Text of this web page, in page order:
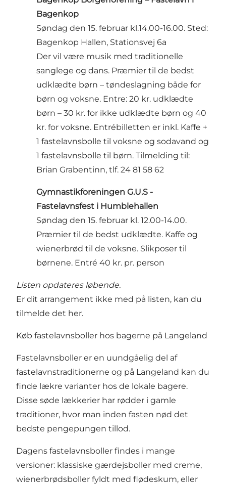
Bagenkop
Søndag den 15. februar kl.14.00-16.00. Sted:
Bagenkop Hallen, Stationsvej 6a
Der vil være musik med traditionelle
sanglege og dans. Præmier til de bedst
udklædte børn – tøndeslagning både for
børn og voksne. Entre: 20 kr. udklædte
børn – 30 kr. for ikke udklædte børn og 40
kr. for voksne. Entrébilletten er inkl. Kaffe +
1 fastelavnsbolle til voksne og sodavand og
1 fastelavnsbolle til børn. Tilmelding til:
Brian Grabentinn, tlf. 24 81 58 62
Gymnastikforeningen G.U.S -
Fastelavnsfest i Humblehallen
Søndag den 15. februar kl. 12.00-14.00.
Præmier til de bedst udklædte. Kaffe og
wienerbrød til de voksne. Slikposer til
børnene. Entré 40 kr. pr. person
Listen opdateres løbende.
Er dit arrangement ikke med på listen, kan du
tilmelde det her.
Køb fastelavnsboller hos bagerne på Langeland
Fastelavnsboller er en uundgåelig del af
fastelavnstraditionerne og på Langeland kan du
finde lækre varianter hos de lokale bagere.
Disse søde lækkerier har rødder i gamle
traditioner, hvor man inden fasten nød det
bedste pengepungen tillod.
Dagens fastelavnsboller findes i mange
versioner: klassiske gærdejsboller med creme,
wienerbrødsboller fyldt med flødeskum, eller